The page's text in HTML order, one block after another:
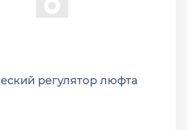
регулятор люфта